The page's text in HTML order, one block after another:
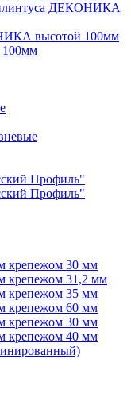
ДЕКОНИКА
высотой 100мм
Профиль"
Профиль"
крепежом 30 мм
крепежом 31,2 мм
крепежом 35 мм
крепежом 60 мм
крепежом 30 мм
крепежом 40 мм